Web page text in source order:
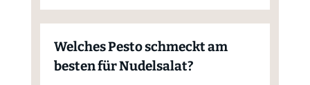
Welches Pesto schmeckt am
besten für Nudelsalat?